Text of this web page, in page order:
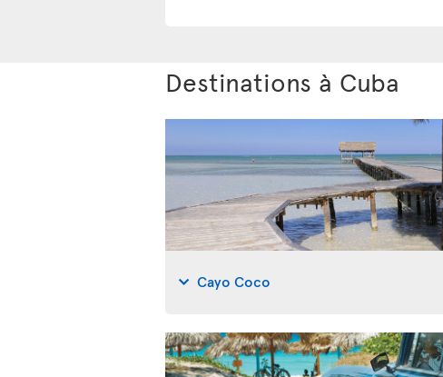
Destinations à Cuba
Cayo Coco